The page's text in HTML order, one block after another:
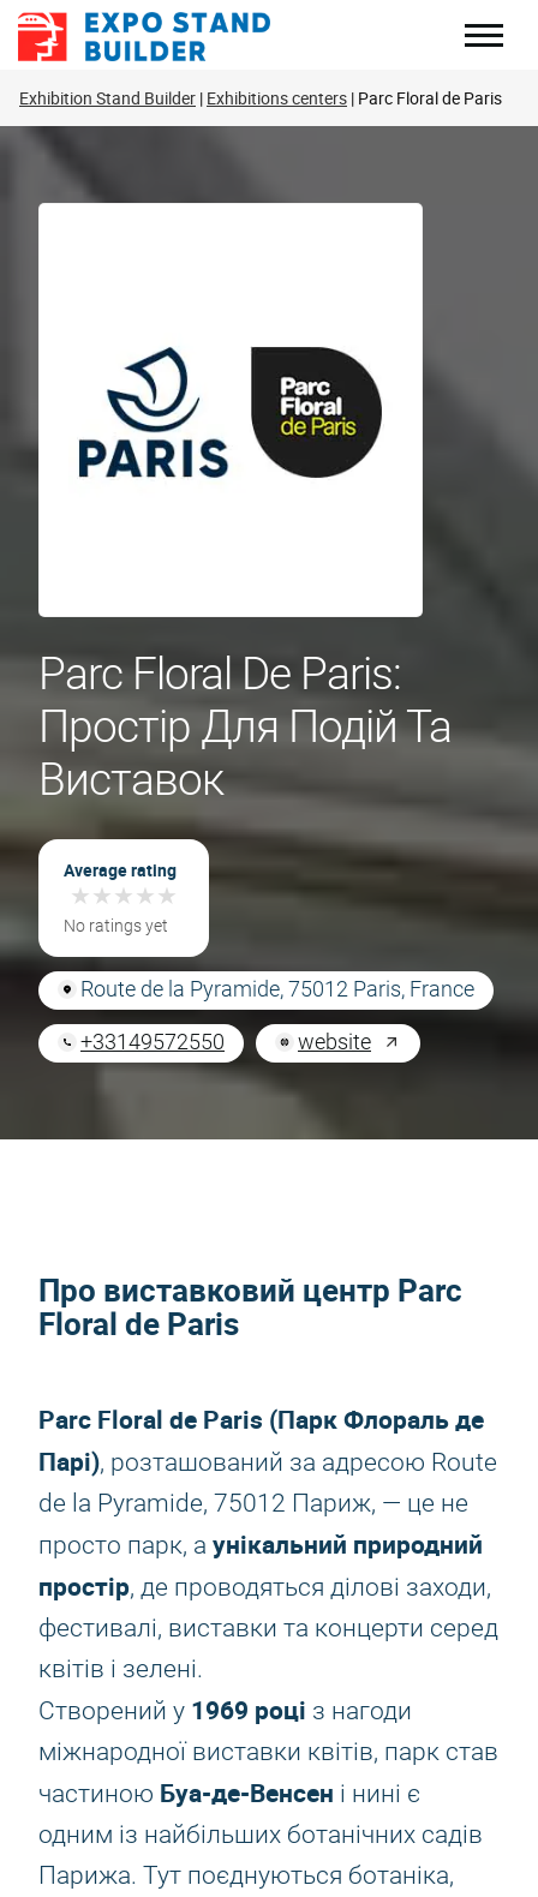
Перейти
Exhibition Stand Builder Exhibitions centers Parc Floral de Paris
Parc Floral De Paris:
Простір Для Подій Та
Виставок
Average rating
★★★★★
★★★★★
No ratings yet
Route de la Pyramide, 75012 Paris, France
+33149572550 website
Про виставковий центр Parc
Floral de Paris
Parc Floral de Paris (Парк Флораль де
Парі), розташований за адресою Route
de la Pyramide, 75012 Париж, — це не
просто парк, а унікальний природний
простір, де проводяться ділові заходи,
фестивалі, виставки та концерти серед
квітів і зелені.
Створений у 1969 році з нагоди
міжнародної виставки квітів, парк став
частиною Буа-де-Венсен і нині є
одним із найбільших ботанічних садів
Парижа. Тут поєднуються ботаніка,